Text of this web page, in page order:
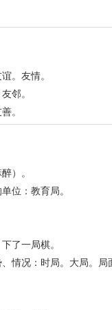
。友情。
邻。
。
）。
位：教育局。
了一局棋。
情况：时局。大局。局